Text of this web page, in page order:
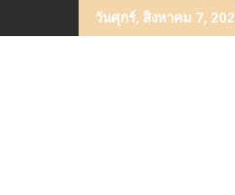
to
วันศุกร์, สิงหาคม 7,